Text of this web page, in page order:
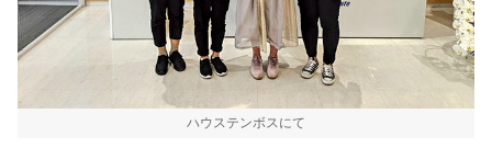
ハウステンボスにて